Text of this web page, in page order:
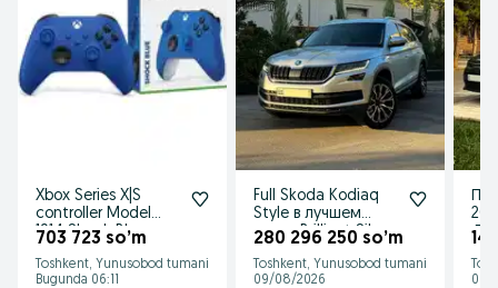
Xbox Series X|S
controller Model
1914 Shock Blue
703 723 so’m
Toshkent, Yunusobod tumani
Bugunda 06:11
Full Skoda Kodiaq
Style в лучшем
цвете Brilliant Silver
280 296 250 so’m
Toshkent, Yunusobod tumani
09/08/2026
09/